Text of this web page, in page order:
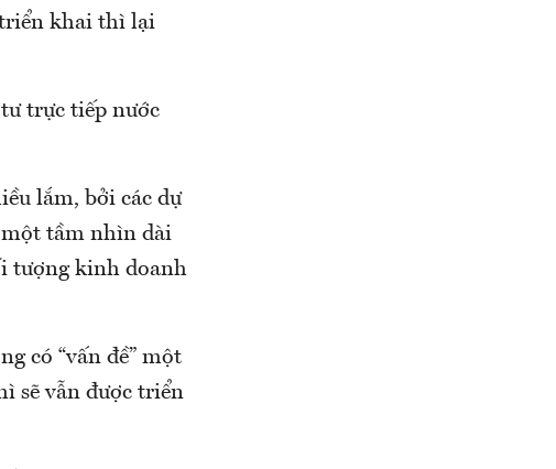
triển khai thì lại
trực tiếp nước
lắm, bởi các dự
một tầm nhìn dài
tượng kinh doanh
có “vấn đề” một
sẽ vẫn được triển